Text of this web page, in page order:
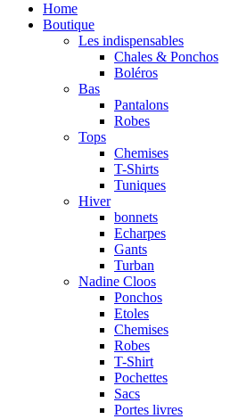
Home
Boutique
Les indispensables
Chales & Ponchos
Boléros
Bas
Pantalons
Robes
Tops
Chemises
T-Shirts
Tuniques
Hiver
bonnets
Echarpes
Gants
Turban
Nadine Cloos
Ponchos
Etoles
Chemises
Robes
T-Shirt
Pochettes
Sacs
Portes livres